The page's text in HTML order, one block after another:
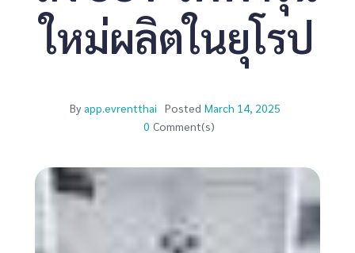
ใหม่ผลิตในยุโรป
By app.evrentthai Posted March 14, 2025
0 Comment(s)